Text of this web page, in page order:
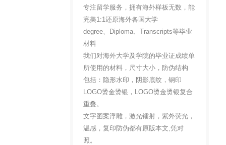
专注留学服务，拥有海外样板无数，能
完美1:1还原海外各国大学
degree、Diploma、Transcripts等毕业
材料
我们对海外大学及学院的毕业证成绩单
所使用的材料，尺寸大小，防伪结构
包括：隐形水印，阴影底纹，钢印
LOGO烫金烫银，LOGO烫金烫银复合
重叠。
文字图案浮雕，激光镭射，紫外荧光，
温感，复印防伪都有原版本文,凭对
照。